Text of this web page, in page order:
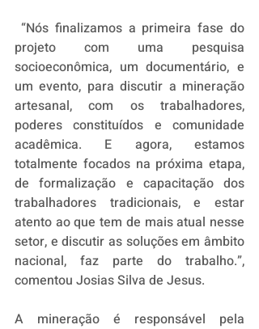
projeto com uma pesquisa
socioeconômica, um documentário, e
um evento, para discutir a mineração
artesanal, com os trabalhadores,
poderes constituídos e comunidade
acadêmica. E agora, estamos
totalmente focados na próxima etapa,
de formalização e capacitação dos
trabalhadores tradicionais, e estar
atento ao que tem de mais atual nesse
setor, e discutir as soluções em âmbito
nacional, faz parte do trabalho.”,
comentou Josias Silva de Jesus.
A mineração é responsável pela